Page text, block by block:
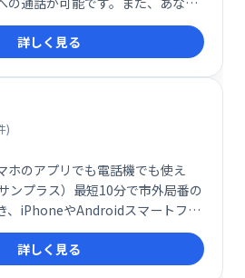
も世界中から連絡できます。通話
し、グローバルなコミュニケー
ます。
詳しく見る
)
ホのアプリでも電話機でも使え
ンプラス）最短10分で市外局番の
、iPhoneやAndroidスマートフォ
詳しく見る